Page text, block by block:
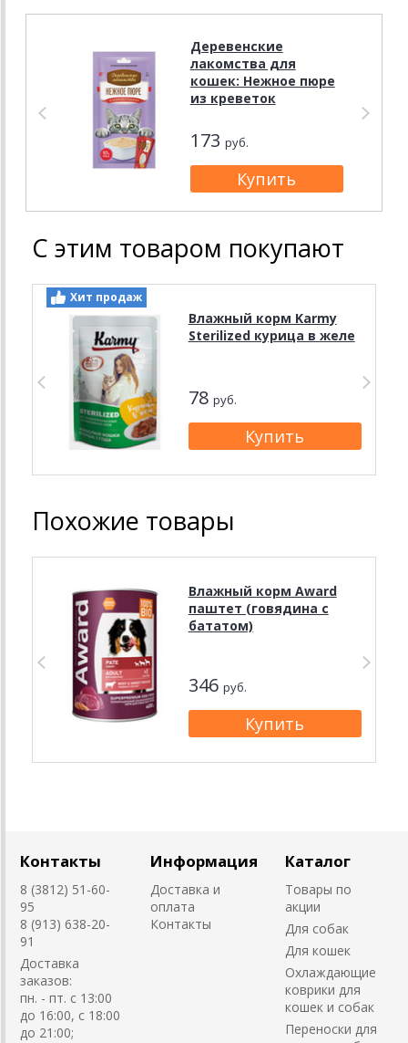
Деревенские
лакомства для
кошек: Нежное пюре
из креветок
173 руб.
С этим товаром покупают
Хит продаж
Влажный корм Karmy
Sterilized курица в желе
78 руб.
Похожие товары
Влажный корм Award
паштет (говядина с
бататом)
346 руб.
Контакты
8 (3812) 51-60-
95
8 (913) 638-20-
91
Доставка
заказов:
пн. - пт. с 13:00
до 16:00, с 18:00
до 21:00;
Информация
Доставка и
оплата
Контакты
Каталог
Товары по
акции
Для собак
Для кошек
Охлаждающие
коврики для
кошек и собак
Переноски для